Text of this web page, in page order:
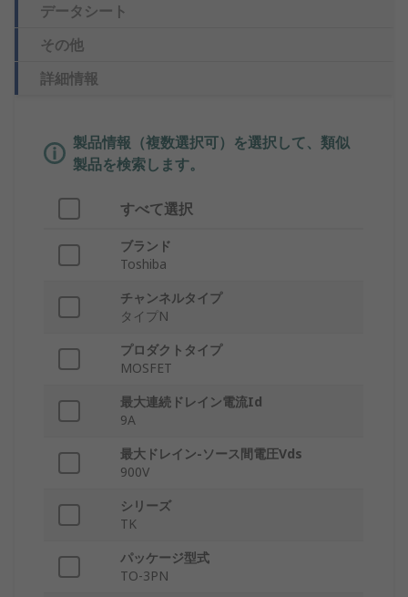
データシート
その他
詳細情報
製品情報（複数選択可）を選択して、類似
製品を検索します。
すべて選択
ブランド
Toshiba
チャンネルタイプ
タイプN
プロダクトタイプ
MOSFET
最大連続ドレイン電流Id
9A
最大ドレイン-ソース間電圧Vds
900V
シリーズ
TK
パッケージ型式
TO-3PN